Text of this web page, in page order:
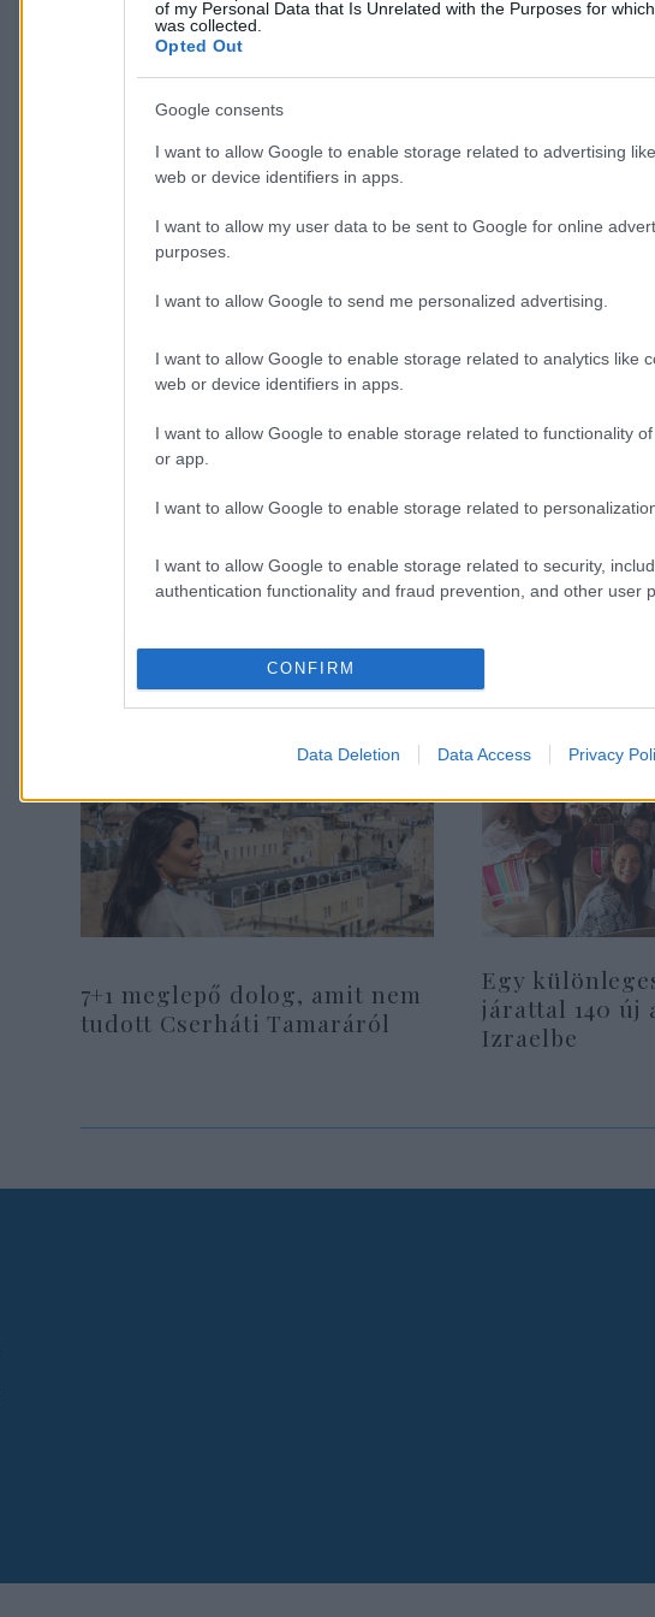
of my Personal Data that Is Unrelated with the Purposes for
was collected.
Opted Out
Google consents
I want to allow Google to enable storage related to advertising
web or device identifiers in apps.
I want to allow my user data to be sent to Google for online
purposes.
I want to allow Google to send me personalized advertising.
I want to allow Google to enable storage related to analytics like
web or device identifiers in apps.
I want to allow Google to enable storage related to functionality
or app.
I want to allow Google to enable storage related to
I want to allow Google to enable storage related to security,
authentication functionality and fraud prevention, and other user
CONFIRM
Data Deletion Data Access Privacy
amelyben könyörgött, hogy biztosítsa,
mielőtt a halálosan beteg asszony meghal.
Noa a szombat reggeli megmentését
mindkét szülőjével. Együtt ünnepelték
a megmentése napjával.
végleg
Amit szabad a
a magát védő
7+1 meglepő dolog, amit nem
tudott Cserháti Tamaráról
Egy
járattal 140 új
Izraelbe